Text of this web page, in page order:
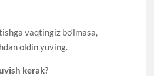
vaqtingiz bo‘lmasa,
oldin yuving.
kerak?